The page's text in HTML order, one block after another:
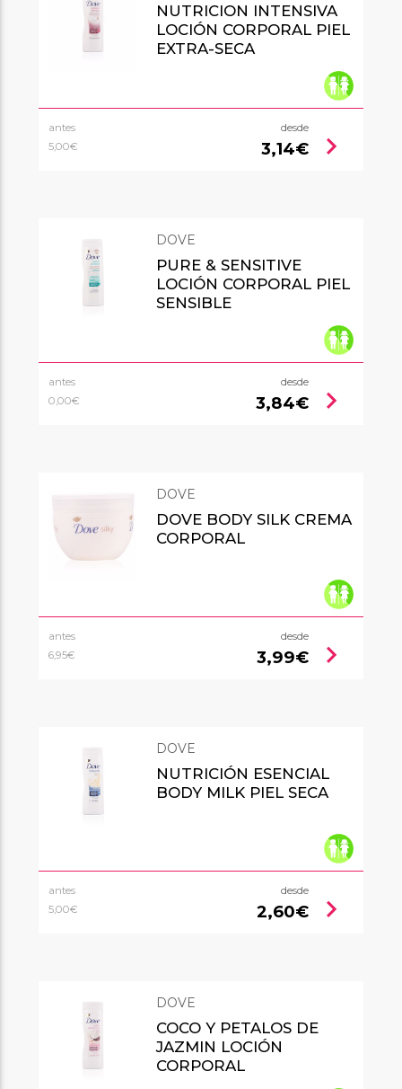
NUTRICION INTENSIVA
LOCIÓN CORPORAL PIEL
EXTRA-SECA
antes
5,00€
desde
3,14€ chevron_right
DOVE
PURE & SENSITIVE
LOCIÓN CORPORAL PIEL
SENSIBLE
antes
0,00€
desde
3,84€ chevron_right
DOVE
DOVE BODY SILK CREMA
CORPORAL
antes
6,95€
desde
3,99€ chevron_right
DOVE
NUTRICIÓN ESENCIAL
BODY MILK PIEL SECA
antes
5,00€
desde
2,60€ chevron_right
DOVE
COCO Y PETALOS DE
JAZMIN LOCIÓN
CORPORAL